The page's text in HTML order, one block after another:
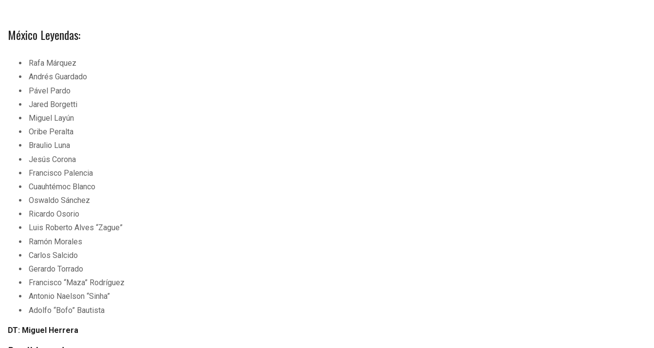
México Leyendas:
Rafa Márquez
Andrés Guardado
Pável Pardo
Jared Borgetti
Miguel Layún
Oribe Peralta
Braulio Luna
Jesús Corona
Francisco Palencia
Cuauhtémoc Blanco
Oswaldo Sánchez
Ricardo Osorio
Luis Roberto Alves “Zague”
Ramón Morales
Carlos Salcido
Gerardo Torrado
Francisco “Maza” Rodríguez
Antonio Naelson “Sinha”
Adolfo “Bofo” Bautista
DT: Miguel Herrera